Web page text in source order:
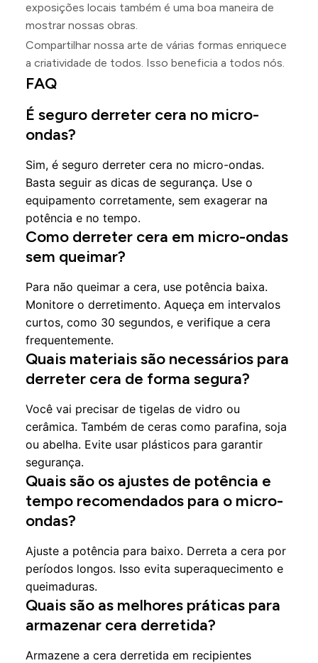
exposições locais também é uma boa maneira de
mostrar nossas obras.
Compartilhar nossa arte de várias formas enriquece
a criatividade de todos. Isso beneficia a todos nós.
FAQ
É seguro derreter cera no micro-
ondas?
Sim, é seguro derreter cera no micro-ondas.
Basta seguir as dicas de segurança. Use o
equipamento corretamente, sem exagerar na
potência e no tempo.
Como derreter cera em micro-ondas
sem queimar?
Para não queimar a cera, use potência baixa.
Monitore o derretimento. Aqueça em intervalos
curtos, como 30 segundos, e verifique a cera
frequentemente.
Quais materiais são necessários para
derreter cera de forma segura?
Você vai precisar de tigelas de vidro ou
cerâmica. Também de ceras como parafina, soja
ou abelha. Evite usar plásticos para garantir
segurança.
Quais são os ajustes de potência e
tempo recomendados para o micro-
ondas?
Ajuste a potência para baixo. Derreta a cera por
períodos longos. Isso evita superaquecimento e
queimaduras.
Quais são as melhores práticas para
armazenar cera derretida?
Armazene a cera derretida em recipientes